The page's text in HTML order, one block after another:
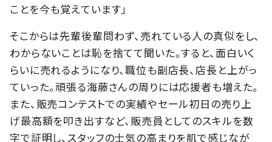
ことを今も覚えています」
そこからは先輩後輩問わず、売れている人の真似をし、
わからないことは恥を捨てて聞いた。すると、面白いく
らいに売れるようになり、職位も副店長、店長と上がっ
ていった。頑張る海藤さんの周りには応援者も増えた。
また、販売コンテストでの実績やセール初日の売り上
げ最高額を叩き出すなど、販売員としてのスキルを数
字で証明し、スタッフの士気の高まりを肌で感じなが